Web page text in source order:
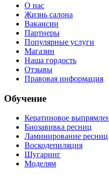
О нас
Жизнь салона
Вакансии
Партнеры
Популярные услуги
Магазин
Наша гордость
Отзывы
Правовая информация
Обучение
Кератиновое
Биозавивка ресниц
Ламинирование ресниц
Воскодепиляция
Шугаринг
Моделям